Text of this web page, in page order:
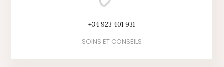
+34 923 401 931
SOINS ET CONSEILS